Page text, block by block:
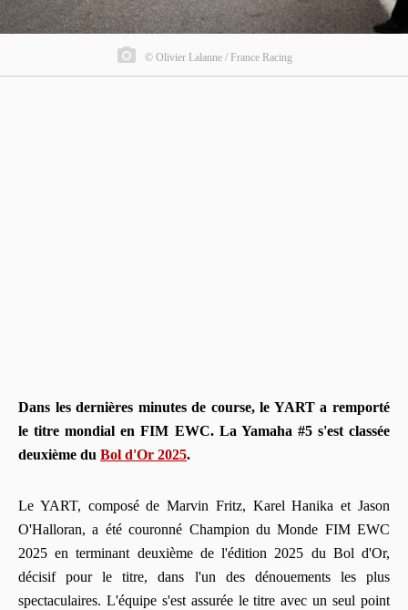
© Olivier Lalanne / France Racing
Dans les dernières minutes de course, le YART a remporté
le titre mondial en FIM EWC. La Yamaha #5 s'est classée
deuxième du Bol d'Or 2025.
Le YART, composé de Marvin Fritz, Karel Hanika et Jason
O'Halloran, a été couronné Champion du Monde FIM EWC
2025 en terminant deuxième de l'édition 2025 du Bol d'Or,
décisif pour le titre, dans l'un des dénouements les plus
spectaculaires. L'équipe s'est assurée le titre avec un seul point